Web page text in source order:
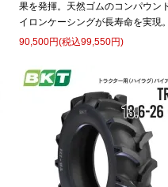
果を発揮。天然ゴムのコンパウン
イロンケーシングが長寿命を実現
90,500円(税込99,550円)